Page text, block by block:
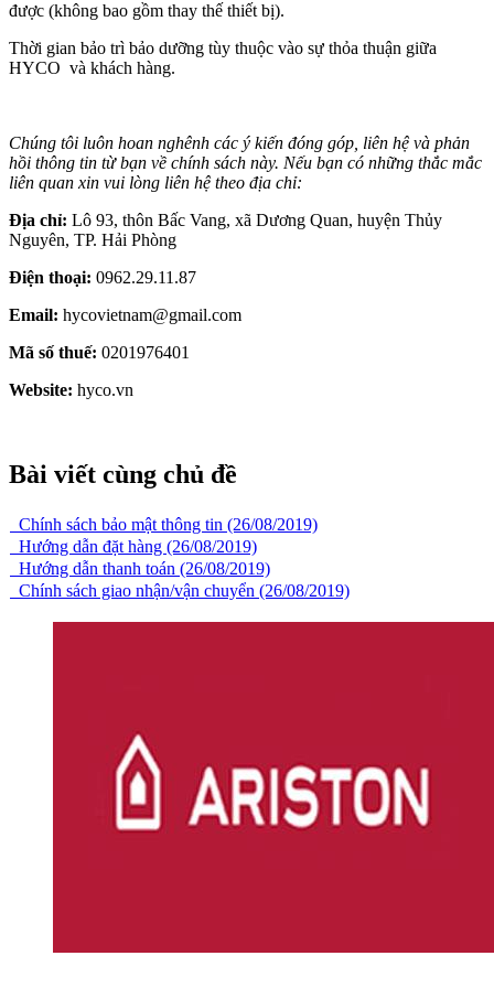
được (không bao gồm thay thế thiết bị).
Thời gian bảo trì bảo dưỡng tùy thuộc vào sự thỏa thuận giữa
HYCO và khách hàng.
Chúng tôi luôn hoan nghênh các ý kiến đóng góp, liên hệ và phản
hồi thông tin từ bạn về chính sách này. Nếu bạn có những thắc mắc
liên quan xin vui lòng liên hệ theo địa chỉ:
Địa chỉ: Lô 93, thôn Bấc Vang, xã Dương Quan, huyện Thủy
Nguyên, TP. Hải Phòng
Điện thoại: 0962.29.11.87
Email: hycovietnam@gmail.com
Mã số thuế: 0201976401
Website: hyco.vn
Bài viết cùng chủ đề
Chính sách bảo mật thông tin (26/08/2019)
Hướng dẫn đặt hàng (26/08/2019)
Hướng dẫn thanh toán (26/08/2019)
Chính sách giao nhận/vận chuyển (26/08/2019)